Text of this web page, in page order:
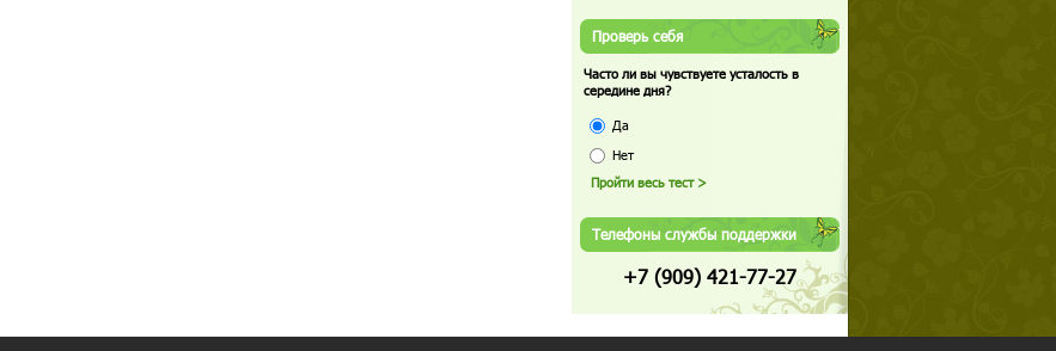
Проверь себя
Часто ли вы чувствуете усталость в
середине дня?
Да
Нет
Телефоны службы поддержки
+7 (909) 421-77-27